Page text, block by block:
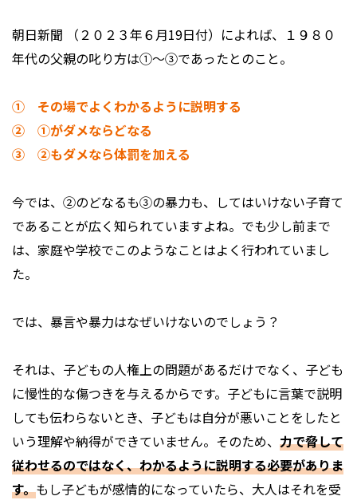
朝日新聞 （２０２３年６月19日付）によれば、１９８０
年代の父親の叱り方は①～③であったとのこと。
① その場でよくわかるように説明する
② ①がダメならどなる
③ ②もダメなら体罰を加える
今では、②のどなるも③の暴力も、してはいけない子育て
であることが広く知られていますよね。でも少し前まで
は、家庭や学校でこのようなことはよく行われていまし
た。
では、暴言や暴力はなぜいけないのでしょう？
それは、子どもの人権上の問題があるだけでなく、子ども
に慢性的な傷つきを与えるからです。子どもに言葉で説明
しても伝わらないとき、子どもは自分が悪いことをしたと
いう理解や納得ができていません。そのため、 力で脅して
従わせるのではなく、わかるように説明する必要がありま
す。もし子どもが感情的になっていたら、大人はそれを受